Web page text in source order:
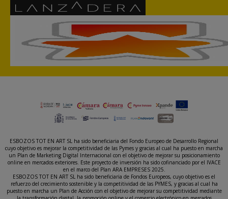
ESBOZOS TOT EN ART SL ha sido beneficiaria del Fondo Europeo de Desarrollo Regional
cuyo objetivo es mejorar la competitividad de las Pymes y gracias al cual ha puesto en marcha
un Plan de Marketing Digital Internacional con el objetivo de mejorar su posicionamiento
online en mercados exteriores. Este proyecto de inversión ha sido cofinanciado por el IVACE
en el marco del Plan ARA EMPRESES 2025.
ESBOZOS TOT EN ART SL ha sido beneficiaria de Fondos Europeos, cuyo objetivo es el
refuerzo del crecimiento sostenible y la competitividad de las PYMES, y gracias al cual ha
puesto en marcha un Plan de Acción con el objetivo de mejorar su competitividad mediante